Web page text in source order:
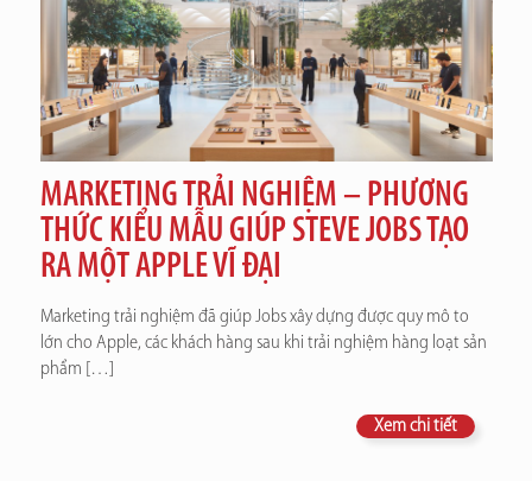
MARKETING TRẢI NGHIỆM – PHƯƠNG
THỨC KIỂU MẪU GIÚP STEVE JOBS TẠO
RA MỘT APPLE VĨ ĐẠI
Marketing trải nghiệm đã giúp Jobs xây dựng được quy mô to
lớn cho Apple, các khách hàng sau khi trải nghiệm hàng loạt sản
phẩm […]
Xem chi tiết